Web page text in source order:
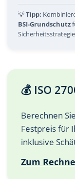
💡Tipp:
BSI-Grundschutz
💰 ISO
Berechnen
Festpreis für
inklusive
Zum